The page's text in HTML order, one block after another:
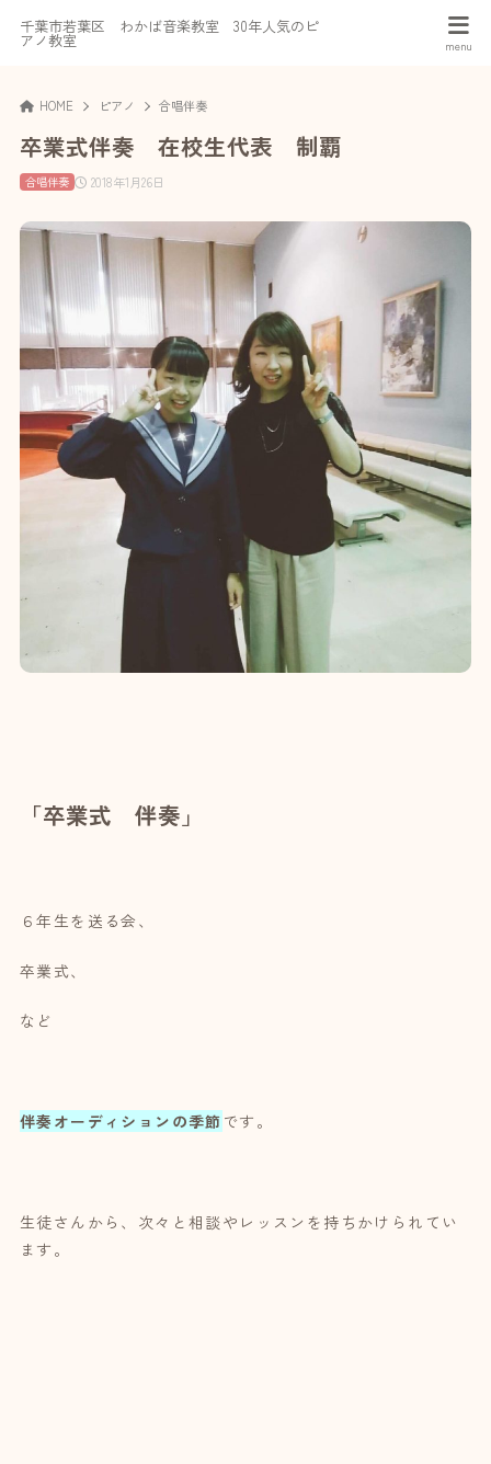
千葉市若葉区 わかば音楽教室 30年人気のピ
アノ教室
HOME ピアノ 合唱伴奏
卒業式伴奏 在校生代表 制覇
2018年1月26日
合唱伴奏
「卒業式 伴奏」
６年生を送る会、
卒業式、
など
伴奏オーディションの季節 です。
生徒さんから、次々と相談やレッスンを持ちかけられてい
ます。